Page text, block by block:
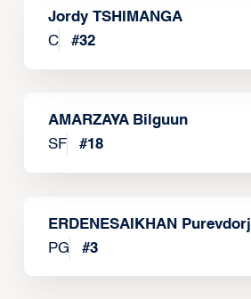
Jordy TSHIMANGA
C
#32
AMARZAYA Bilguun
SF
#18
ERDENESAIKHAN Purevdorj
PG
#3